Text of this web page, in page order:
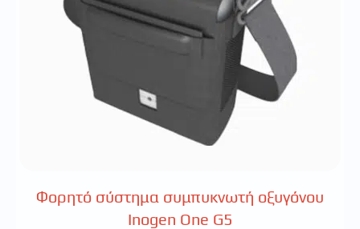
Φορητό σύστημα συμπυκνωτή οξυγόνου
Inogen One G5